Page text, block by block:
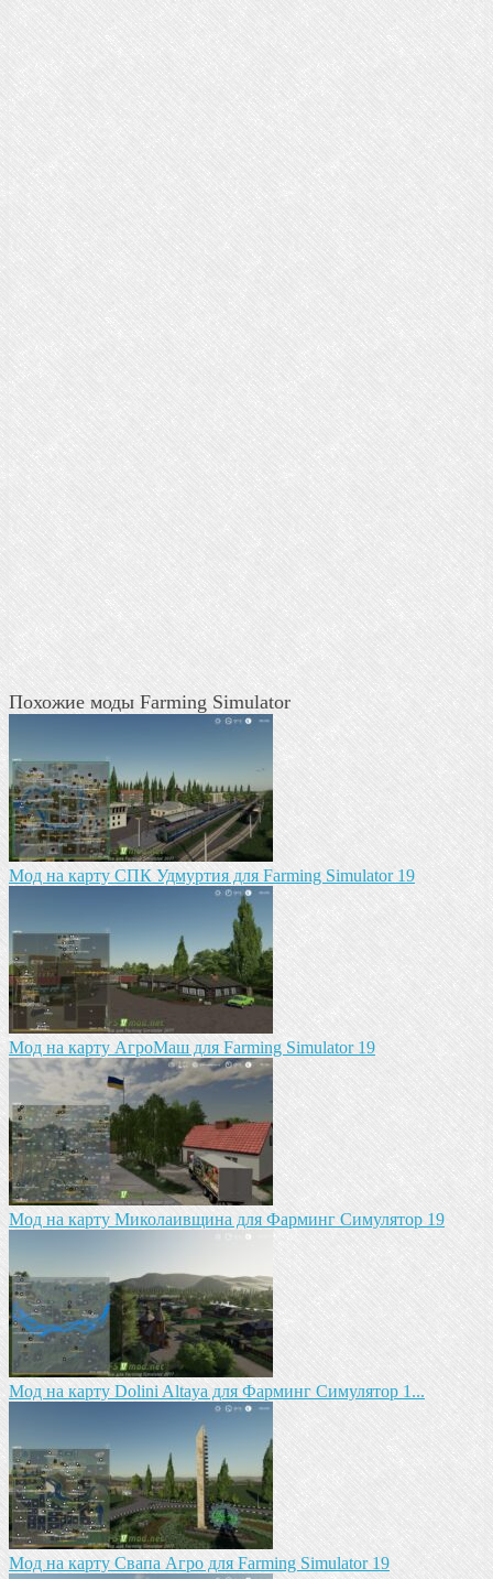
Похожие моды Farming Simulator
Мод на карту СПК Удмуртия для Farming Simulator 19
Мод на карту АгроМаш для Farming Simulator 19
Мод на карту Миколаивщина для Фарминг Симулятор 19
Мод на карту Dolini Altaya для Фарминг Симулятор 1...
Мод на карту Свапа Агро для Farming Simulator 19